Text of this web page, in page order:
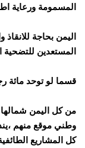
المسمومة ورعاية
اليمن بحاجة
المستعدين
قسما لو توحد
من كل اليمن شمالها
وطني موقع منهم
كل المشاريع